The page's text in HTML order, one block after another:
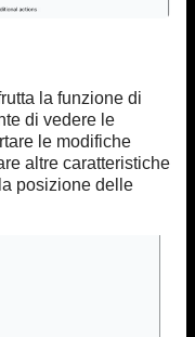
la funzione di
di vedere le
le modifiche
altre caratteristiche
posizione delle